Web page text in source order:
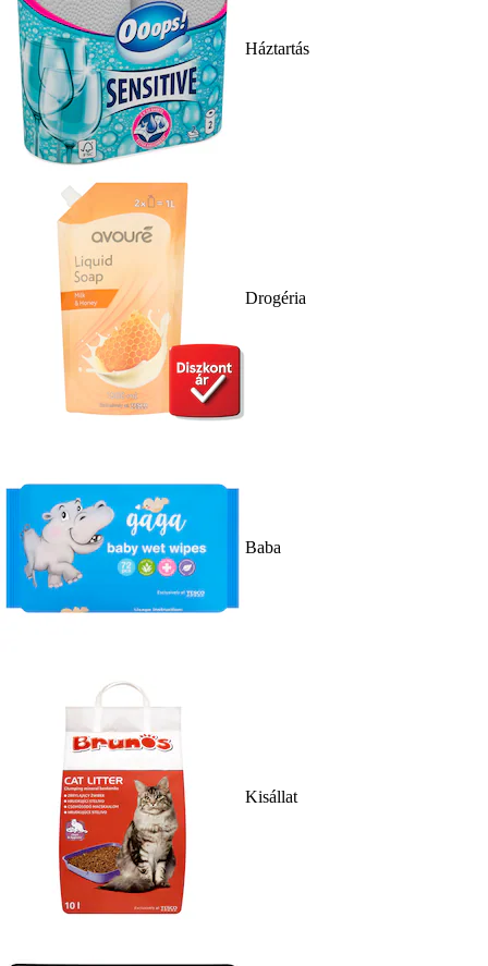
Háztartás
Drogéria
Baba
Kisállat